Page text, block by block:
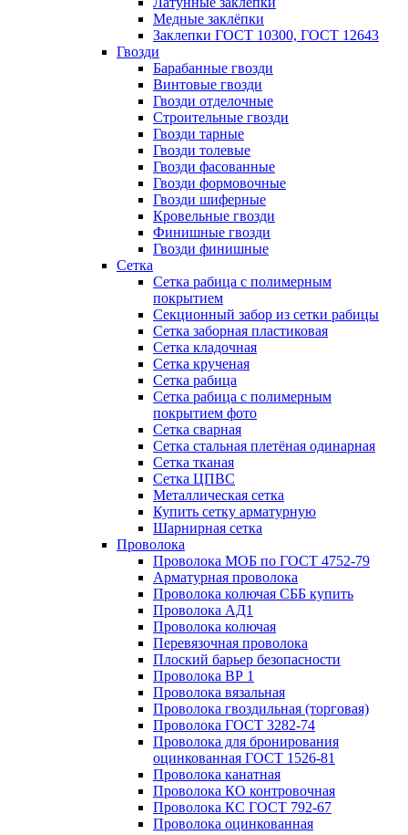
Медные заклёпки
Заклепки ГОСТ 10300, ГОСТ 12643
Гвозди
Барабанные гвозди
Винтовые гвозди
Гвозди отделочные
Строительные гвозди
Гвозди тарные
Гвозди толевые
Гвозди фасованные
Гвозди формовочные
Гвозди шиферные
Кровельные гвозди
Финишные гвозди
Гвозди финишные
Сетка
Сетка рабица с полимерным
покрытием
Секционный забор из сетки рабицы
Сетка заборная пластиковая
Сетка кладочная
Сетка крученая
Сетка рабица
Сетка рабица с полимерным
покрытием фото
Сетка сварная
Сетка стальная плетёная одинарная
Сетка тканая
Сетка ЦПВС
Металлическая сетка
Купить сетку арматурную
Шарнирная сетка
Проволока
Проволока МОБ по ГОСТ 4752-79
Арматурная проволока
Проволока колючая СББ купить
Проволока АД1
Проволока колючая
Перевязочная проволока
Плоский барьер безопасности
Проволока ВР 1
Проволока вязальная
Проволока гвоздильная (торговая)
Проволока ГОСТ 3282-74
Проволока для бронирования
оцинкованная ГОСТ 1526-81
Проволока канатная
Проволока КО контровочная
Проволока КС ГОСТ 792-67
Проволока оцинкованная